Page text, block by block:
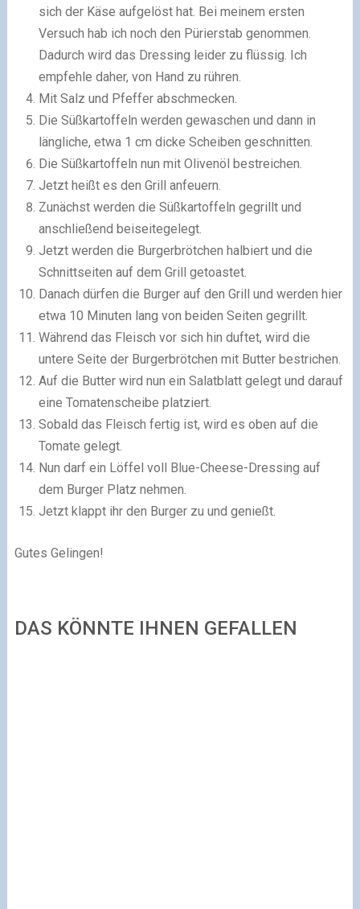
sich der Käse aufgelöst hat. Bei meinem ersten
Versuch hab ich noch den Pürierstab genommen.
Dadurch wird das Dressing leider zu flüssig. Ich
empfehle daher, von Hand zu rühren.
Mit Salz und Pfeffer abschmecken.
Die Süßkartoffeln werden gewaschen und dann in
längliche, etwa 1 cm dicke Scheiben geschnitten.
Die Süßkartoffeln nun mit Olivenöl bestreichen.
Jetzt heißt es den Grill anfeuern.
Zunächst werden die Süßkartoffeln gegrillt und
anschließend beiseitegelegt.
Jetzt werden die Burgerbrötchen halbiert und die
Schnittseiten auf dem Grill getoastet.
Danach dürfen die Burger auf den Grill und werden hier
etwa 10 Minuten lang von beiden Seiten gegrillt.
Während das Fleisch vor sich hin duftet, wird die
untere Seite der Burgerbrötchen mit Butter bestrichen.
Auf die Butter wird nun ein Salatblatt gelegt und darauf
eine Tomatenscheibe platziert.
Sobald das Fleisch fertig ist, wird es oben auf die
Tomate gelegt.
Nun darf ein Löffel voll Blue-Cheese-Dressing auf
dem Burger Platz nehmen.
Jetzt klappt ihr den Burger zu und genießt.
Gutes Gelingen!
DAS KÖNNTE IHNEN GEFALLEN